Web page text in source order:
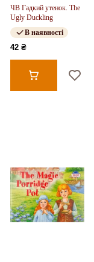
ЧВ Гадкий утенок. The
Ugly Duckling
В наявності
42 ₴